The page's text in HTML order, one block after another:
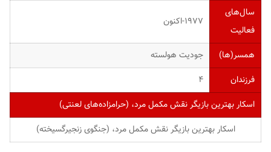
سال‌های
فعالیت
۱۹۷۷-اکنون
همسر(ها)
جودیت هولسته
فرزندان
۴
اسکار بهترین بازیگر نقش مکمل مرد، (حرامزاده‌های لعنتی)
اسکار بهترین بازیگر نقش مکمل مرد، (جنگوی زنجیرگسیخته)